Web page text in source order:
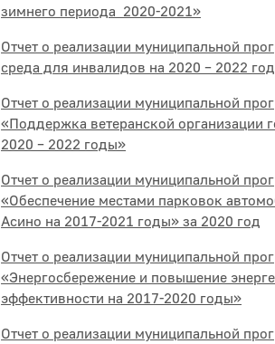
зимнего периода 2020-2021»
Отчет о реализации муниципальной
среда для инвалидов на 2020 – 2022
Отчет о реализации муниципальной
«Поддержка ветеранской организации
2020 – 2022 годы»
Отчет о реализации муниципальной
«Обеспечение местами парковок
Асино на 2017-2021 годы» за 2020 год
Отчет о реализации муниципальной
«Энергосбережение и повышение
эффективности на 2017-2020 годы»
Отчет о реализации муниципальной